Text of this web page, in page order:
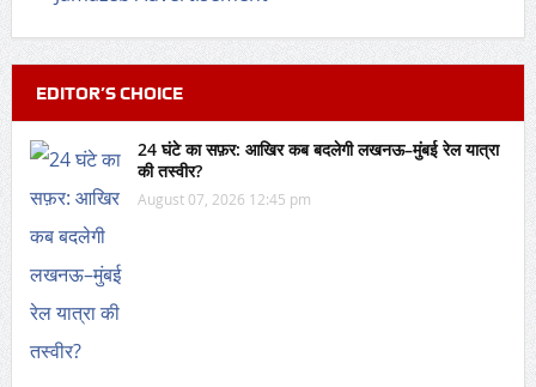
EDITOR’S CHOICE
24 घंटे का सफ़र: आखिर कब बदलेगी लखनऊ–मुंबई रेल यात्रा
की तस्वीर?
August 07, 2026 12:45 pm